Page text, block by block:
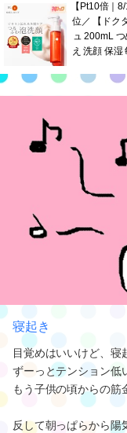
【Pt10倍｜
位／ 【ドク
ュ 200mL
え 洗顔 保湿
寝起き
目覚めはいいけど、寝
ずーっとテンション低
もう子供の頃からの筋
反して朝っぱらから陽